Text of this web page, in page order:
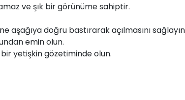
ve şık bir görünüme sahiptir.
doğru bastırarak açılmasını
emin olun.
bir yetişkin gözetiminde olun.